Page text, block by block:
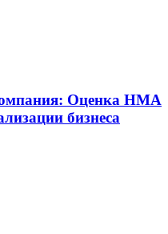
Оценка НМА
бизнеса